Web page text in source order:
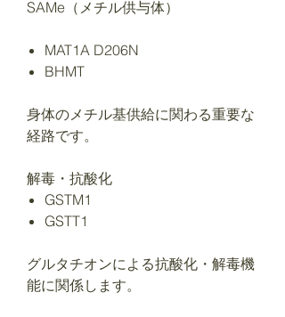
SAMe（メチル供与体）
MAT1A D206N
BHMT
身体のメチル基供給に関わる重要な
経路です。
解毒・抗酸化
GSTM1
GSTT1
グルタチオンによる抗酸化・解毒機
能に関係します。